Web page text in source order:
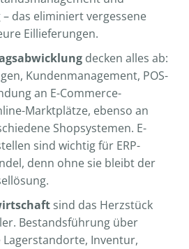
das eliminiert vergessene
Eillieferungen.
decken alles ab:
Kundenmanagement, POS-
an E-Commerce-
Marktplätze, ebenso an
Shopsystemen. E-
sind wichtig für ERP-
denn ohne sie bleibt der
sind das Herzstück
Bestandsführung über
Inventur,